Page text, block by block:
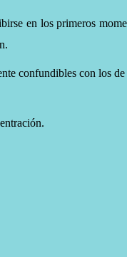
en los primeros
confundibles con los